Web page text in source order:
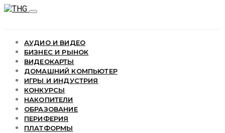
АУДИО И ВИДЕО
БИЗНЕС И РЫНОК
ВИДЕОКАРТЫ
ДОМАШНИЙ КОМПЬЮТЕР
ИГРЫ И ИНДУСТРИЯ
КОНКУРСЫ
НАКОПИТЕЛИ
ОБРАЗОВАНИЕ
ПЕРИФЕРИЯ
ПЛАТФОРМЫ